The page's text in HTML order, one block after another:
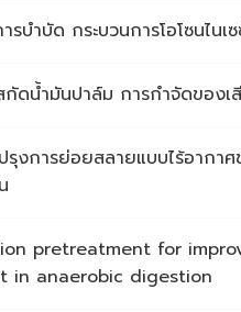
รบำบัด กระบวนการโอโซนไนเ
กัดน้ำมันปาล์ม การกำจัดของเ
รุงการย่อยสลายแบบไร้อากา
pretreatment for
in anaerobic digestion